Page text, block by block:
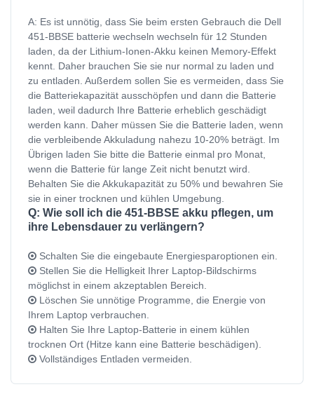
A: Es ist unnötig, dass Sie beim ersten Gebrauch die Dell
451-BBSE batterie wechseln wechseln für 12 Stunden
laden, da der Lithium-Ionen-Akku keinen Memory-Effekt
kennt. Daher brauchen Sie sie nur normal zu laden und
zu entladen. Außerdem sollen Sie es vermeiden, dass Sie
die Batteriekapazität ausschöpfen und dann die Batterie
laden, weil dadurch Ihre Batterie erheblich geschädigt
werden kann. Daher müssen Sie die Batterie laden, wenn
die verbleibende Akkuladung nahezu 10-20% beträgt. Im
Übrigen laden Sie bitte die Batterie einmal pro Monat,
wenn die Batterie für lange Zeit nicht benutzt wird.
Behalten Sie die Akkukapazität zu 50% und bewahren Sie
sie in einer trocknen und kühlen Umgebung.
Q: Wie soll ich die 451-BBSE akku pflegen, um
ihre Lebensdauer zu verlängern?
Schalten Sie die eingebaute Energiesparoptionen ein.
Stellen Sie die Helligkeit Ihrer Laptop-Bildschirms
möglichst in einem akzeptablen Bereich.
Löschen Sie unnötige Programme, die Energie von
Ihrem Laptop verbrauchen.
Halten Sie Ihre Laptop-Batterie in einem kühlen
trocknen Ort (Hitze kann eine Batterie beschädigen).
Vollständiges Entladen vermeiden.